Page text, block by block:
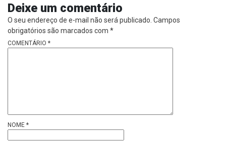
Deixe um comentário
O seu endereço de e-mail não será publicado. Campos
obrigatórios são marcados com *
COMENTÁRIO *
NOME *